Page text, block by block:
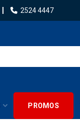
2524 4447
PROMOS